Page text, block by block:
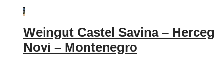
Weingut Castel Savina – Herceg
Novi – Montenegro